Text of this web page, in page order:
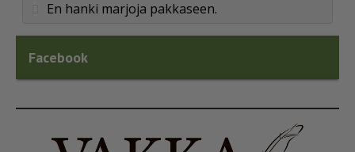
En hanki marjoja pakkaseen.
Facebook